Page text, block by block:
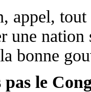
appel,
une
bonne
le